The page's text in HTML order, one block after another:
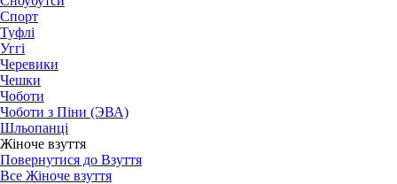
Спорт
Туфлі
Уггі
Черевики
Чешки
Чоботи
Чоботи з Піни (ЭВА)
Шльопанці
Жіноче взуття
Повернутися до Взуття
Все Жіноче взуття